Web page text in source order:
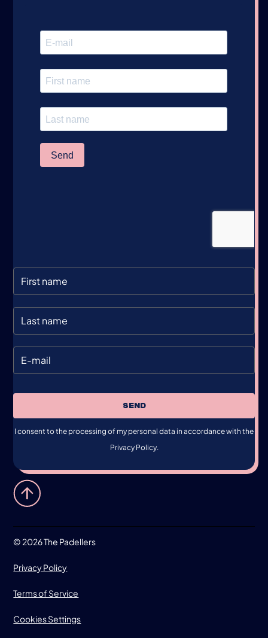
SEND
I consent to the processing of my personal data in accordance with the
Privacy Policy.
© 2026 The Padellers
Privacy Policy
Terms of Service
Cookies Settings